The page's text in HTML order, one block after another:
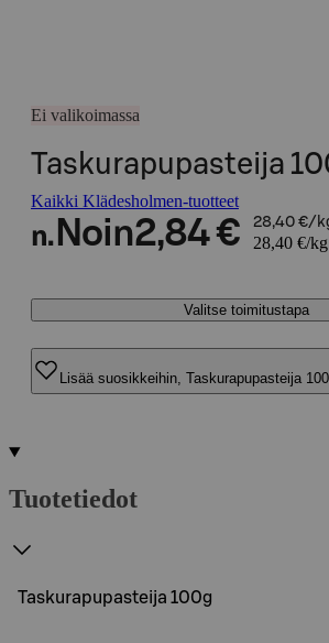
Ei valikoimassa
Taskurapupasteija
Kaikki Klädesholmen-tuotteet
n. Noin2,84 € 28,40 €/
28,40 €/kg
Valitse toimitustapa
Lisää suosikkeihin, Taskurapupasteija
Tuotetiedot
Taskurapupasteija 100g